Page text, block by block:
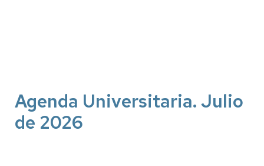
Agenda Universitaria. Julio
de 2026